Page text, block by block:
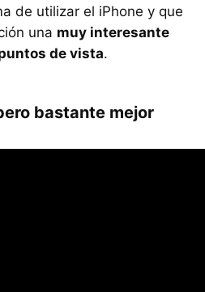
de utilizar el iPhone y que
una muy interesante
de vista.
bastante mejor